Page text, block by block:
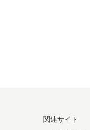
関連サイト